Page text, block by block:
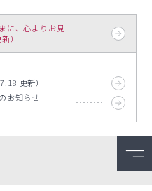
に、心よりお見
）
更新）
お知らせ